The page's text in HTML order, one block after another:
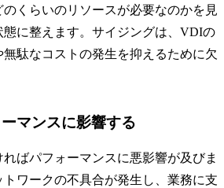
くらいのリソースが必要なのかを見
に整えます。サイジングは、VDIの
駄なコストの発生を抑えるために欠
マンスに影響する
ばパフォーマンスに悪影響が及びま
ワークの不具合が発生し、業務に支